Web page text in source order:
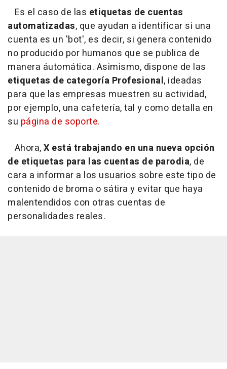
Es el caso de las etiquetas de cuentas
automatizadas, que ayudan a identificar si una
cuenta es un 'bot', es decir, si genera contenido
no producido por humanos que se publica de
manera áutomática. Asimismo, dispone de las
etiquetas de categoría Profesional, ideadas
para que las empresas muestren su actividad,
por ejemplo, una cafetería, tal y como detalla en
su página de soporte.
Ahora,X está trabajando en una nueva opción
de etiquetas para las cuentas de parodia, de
cara a informar a los usuarios sobre este tipo de
contenido de broma o sátira y evitar que haya
malentendidos con otras cuentas de
personalidades reales.